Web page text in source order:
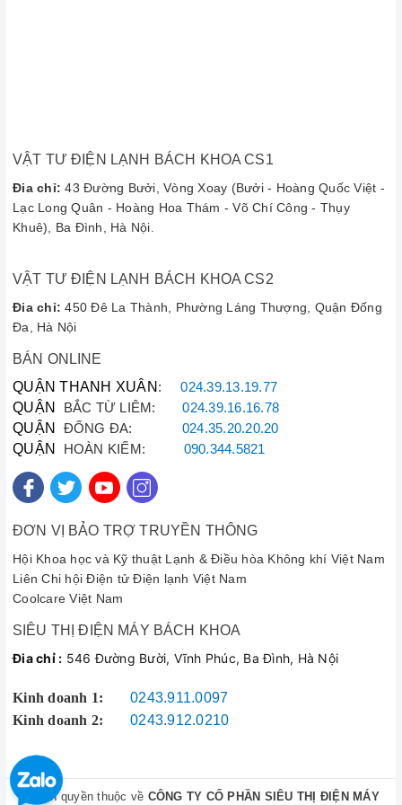
Uy tín của Điện Lạnh Bách Khoa được xây dựng dựa trên sự
hài lòng của hàng nghìn khách hàng mỗi năm:
"Máy sấy Hitachi nhà mình là hàng nội địa khá kén thợ,
viên tay nghề rất cứng, sửa xong máy chạy êm ru như
mới. Rất hài lòng!"
—Chị Mai Anh (Khu đô thị Ciputra, Tây Hồ)
"Dịch vụ nhanh gọn, gọi cái là 30 phút sau có mặt. Thợ
báo giá minh bạch trước khi làm, không vẽ vời thêm bệnh.
Sẽ ủng hộ dài dài."
4. Thông Tin Liên Hệ Sửa Chữa
Quý khách hàng có nhu cầu sửa máy sấy quần áo Hitachi
bảo dưỡng hoặc thay thế linh kiện, vui lòng liên hệ trực tiếp qua
CÔNG TY TNHH VẬT TƯ KỸ THUẬT ĐIỆN TỬ ĐIỆN LẠNH
BÁCH KHOA
Hoàng Quốc Việt), Hà Nội.
📞Hotline Kỹ Thuật: 090.222.3456
Website:
Chúng tôi làm việc tất cả các ngày trong tuần, kể cả Thứ 7, Chủ
VẬT TƯ ĐIỆN LẠNH BÁCH KHOA CS1
Đia chỉ: 43 Đường Bưởi, Vòng Xoay (Bưởi - Hoàng Quốc Việt -
Lạc Long Quân - Hoàng Hoa Thám - Võ Chí Công - Thụy
Khuê), Ba Đình, Hà Nội.
VẬT TƯ ĐIỆN LẠNH BÁCH KHOA CS2
Đia chỉ: 450 Đê La Thành, Phường Láng Thượng, Quận Đống
Đa, Hà Nội
BÁN ONLINE
QUẬN THANH XUÂN :024.39.13.19.77
QUẬN BẮC TỪ LIÊM:024.39.16.16.78
QUẬN ĐỐNG ĐA: 024.35.20.20.20
QUẬN HOÀN KIẾM: 090.344.5821
ĐƠN VỊ BẢO TRỢ TRUYỀN THÔNG
Hội Khoa học và Kỹ thuật Lạnh & Điều hòa Không khí Việt Nam
Liên Chi hội Điện tử Điện lạnh Việt Nam
Coolcare Việt Nam
SIÊU THỊ ĐIỆN MÁY BÁCH KHOA
Đia chỉ : 546 Đường Bười, Vĩnh Phúc, Ba Đình, Hà Nội
Kinh doanh 1:
0243.911.0097
Kinh doanh 2:
0243.912.0210
© Bản quyền thuộc về CÔNG TY CỔ PHẦN SIÊU THỊ ĐIỆN MÁY